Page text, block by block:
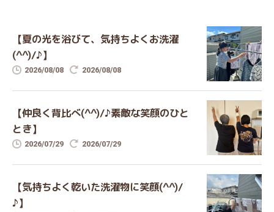
【夏の光を浴びて、気持ちよくお洗濯
(^^)/♪】
2026/08/08 2026/08/08
【仲良く背比べ(^^)/♪素敵な笑顔のひと
とき】
2026/07/29 2026/07/29
【気持ちよく乾いた洗濯物に笑顔(^^)/
♪】